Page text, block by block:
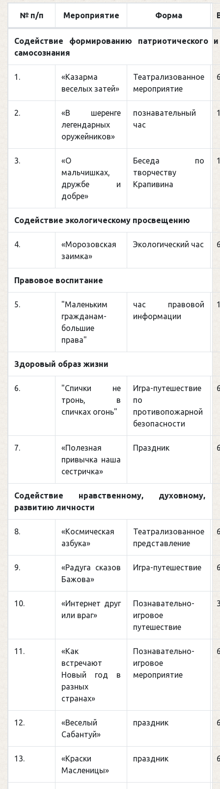
№ п/п Мероприятие Форма
Содействие формированию патриотического
самосознания
1.
«Казарма
веселых затей»
Театрализованное
мероприятие
2.
«В шеренге
легендарных
оружейников»
познавательный
час
3.
«О
мальчишках,
дружбе и
добре»
Беседа по
творчеству
Крапивина
Содействие экологическому просвещению
4.
«Морозовская
заимка»
Экологический час
Правовое воспитание
5.
"Маленьким
гражданам-
большие
права"
час правовой
информации
Здоровый образ жизни
6.
"Спички не
тронь, в
спичках огонь"
Игра-путешествие
по
противопожарной
безопасности
7.
«Полезная
привычка наша
сестричка»
Праздник
Содействие нравственному, духовному,
развитию личности
8.
«Космическая
азбука»
Театрализованное
представление
9.
«Радуга сказов
Бажова»
Игра-путешествие
10.
«Интернет друг
или враг»
Познавательно-
игровое
путешествие
11.
«Как
встречают
Новый год в
разных
странах»
Познавательно-
игровое
мероприятие
12.
«Веселый
Сабантуй»
праздник
13.
«Краски
Масленицы»
праздник